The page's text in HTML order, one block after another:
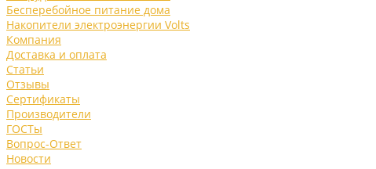
Бесперебойное питание дома
Накопители электроэнергии Volts
Компания
Доставка и оплата
Статьи
Отзывы
Сертификаты
Производители
ГОСТы
Вопрос-Ответ
Новости